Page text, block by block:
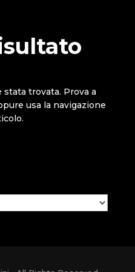
trovata. Prova a
usa la navigazione